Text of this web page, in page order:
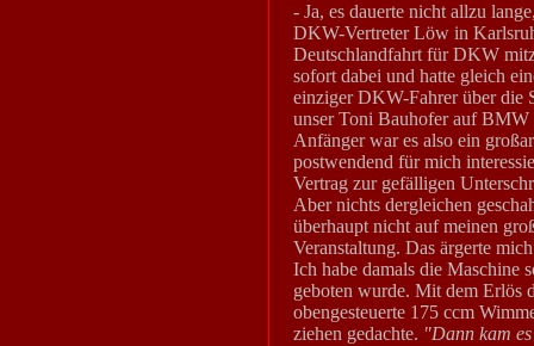
- Ja, es dauerte nicht allzu
DKW-Vertreter Löw in
Deutschlandfahrt für DKW
sofort dabei und hatte gleich
einziger DKW-Fahrer über die
unser Toni Bauhofer auf
Anfänger war es also ein
postwendend für mich
Vertrag zur gefälligen
Aber nichts dergleichen
überhaupt nicht auf meinen
Veranstaltung. Das ärgerte
Ich habe damals die Maschine
geboten wurde. Mit dem Erlös
obengesteuerte 175 ccm
ziehen gedachte. "Dann kam